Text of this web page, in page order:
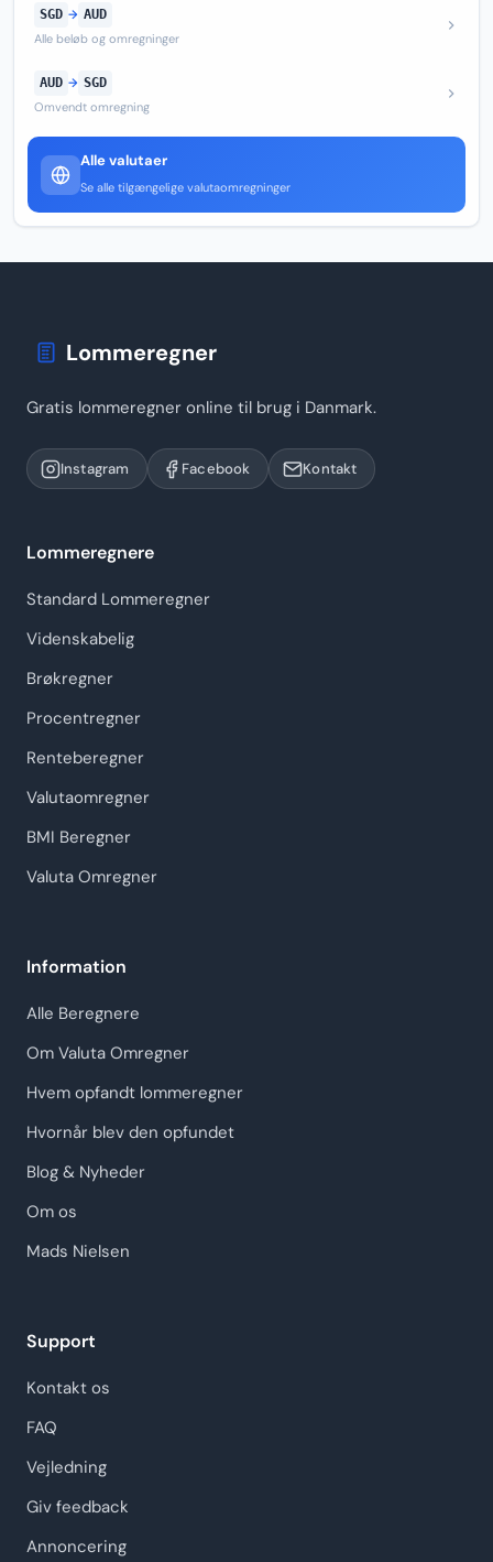
SGD → AUD
Alle beløb og omregninger
AUD → SGD
Omvendt omregning
Alle valutaer
Se alle tilgængelige valutaomregninger
Lommeregner
Gratis lommeregner online til brug i Danmark.
Instagram Facebook Kontakt
Lommeregnere
Standard Lommeregner
Videnskabelig
Brøkregner
Procentregner
Renteberegner
Valutaomregner
BMI Beregner
Valuta Omregner
Information
Alle Beregnere
Om Valuta Omregner
Hvem opfandt lommeregner
Hvornår blev den opfundet
Blog & Nyheder
Om os
Mads Nielsen
Support
Kontakt os
FAQ
Vejledning
Giv feedback
Annoncering